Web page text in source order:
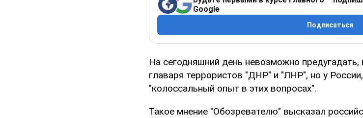
Google
Подписаться
На сегодняшний день невозможно
главаря террористов "ДНР" и "ЛНР", но у
"колоссальный опыт в этих вопросах".
Такое мнение "Обозревателю" высказал